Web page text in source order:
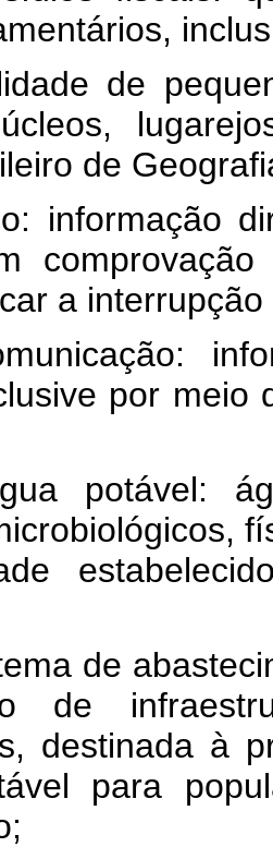
de
de
informação
a
por meio
potável:
de
de
destinada à
para